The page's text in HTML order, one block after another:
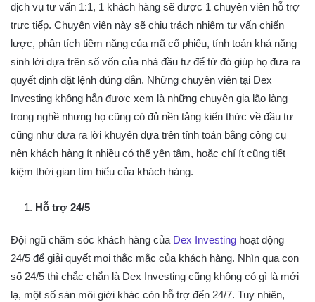
dịch vụ tư vấn 1:1, 1 khách hàng sẽ được 1 chuyên viên hỗ trợ
trực tiếp. Chuyên viên này sẽ chịu trách nhiệm tư vấn chiến
lược, phân tích tiềm năng của mã cổ phiếu, tính toán khả năng
sinh lời dựa trên số vốn của nhà đầu tư để từ đó giúp họ đưa ra
quyết định đặt lệnh đúng đắn. Những chuyên viên tại Dex
Investing không hẳn được xem là những chuyên gia lão làng
trong nghề nhưng họ cũng có đủ nền tảng kiến thức về đầu tư
cũng như đưa ra lời khuyên dựa trên tính toán bằng công cụ
nên khách hàng ít nhiều có thể yên tâm, hoặc chí ít cũng tiết
kiệm thời gian tìm hiểu của khách hàng.
Hỗ trợ 24/5
Đội ngũ chăm sóc khách hàng của Dex Investing hoạt động
24/5 để giải quyết mọi thắc mắc của khách hàng. Nhìn qua con
số 24/5 thì chắc chắn là Dex Investing cũng không có gì là mới
lạ, một số sàn môi giới khác còn hỗ trợ đến 24/7. Tuy nhiên,